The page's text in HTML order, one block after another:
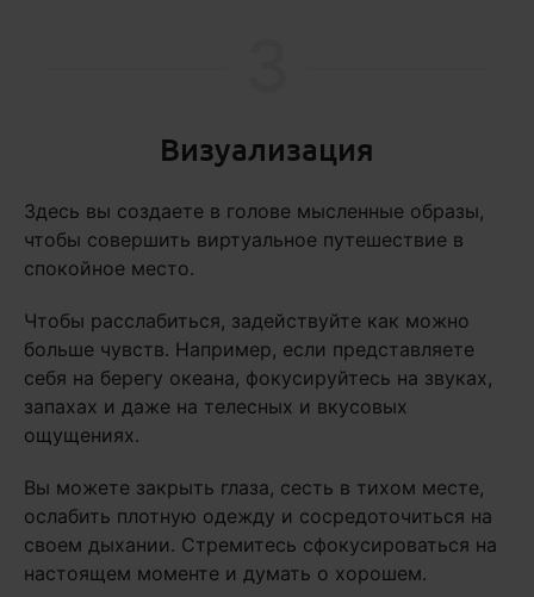
Визуализация
Здесь вы создаете в голове мысленные образы,
чтобы совершить виртуальное путешествие в
спокойное место.
Чтобы расслабиться, задействуйте как можно
больше чувств. Например, если представляете
себя на берегу океана, фокусируйтесь на звуках,
запахах и даже на телесных и вкусовых
ощущениях.
Вы можете закрыть глаза, сесть в тихом месте,
ослабить плотную одежду и сосредоточиться на
своем дыхании. Стремитесь сфокусироваться на
настоящем моменте и думать о хорошем.